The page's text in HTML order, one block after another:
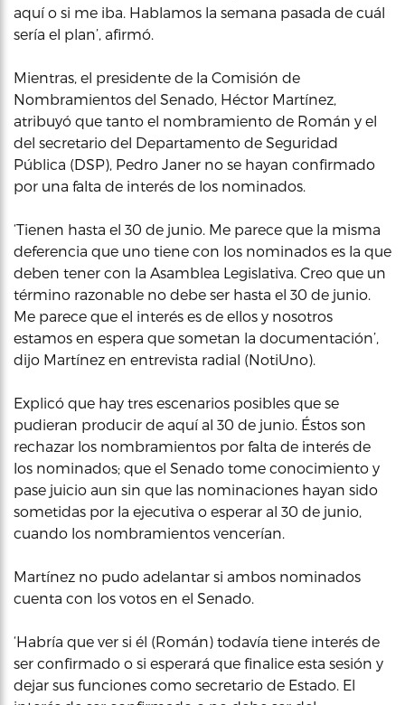
aquí o si me iba. Hablamos la semana pasada de cuál
sería el plan’, afirmó.
Mientras, el presidente de la Comisión de
Nombramientos del Senado, Héctor Martínez,
atribuyó que tanto el nombramiento de Román y el
del secretario del Departamento de Seguridad
Pública (DSP), Pedro Janer no se hayan confirmado
por una falta de interés de los nominados.
‘Tienen hasta el 30 de junio. Me parece que la misma
deferencia que uno tiene con los nominados es la que
deben tener con la Asamblea Legislativa. Creo que un
término razonable no debe ser hasta el 30 de junio.
Me parece que el interés es de ellos y nosotros
estamos en espera que sometan la documentación’,
dijo Martínez en entrevista radial (NotiUno).
Explicó que hay tres escenarios posibles que se
pudieran producir de aquí al 30 de junio. Éstos son
rechazar los nombramientos por falta de interés de
los nominados; que el Senado tome conocimiento y
pase juicio aun sin que las nominaciones hayan sido
sometidas por la ejecutiva o esperar al 30 de junio,
cuando los nombramientos vencerían.
Martínez no pudo adelantar si ambos nominados
cuenta con los votos en el Senado.
‘Habría que ver si él (Román) todavía tiene interés de
ser confirmado o si esperará que finalice esta sesión y
dejar sus funciones como secretario de Estado. El